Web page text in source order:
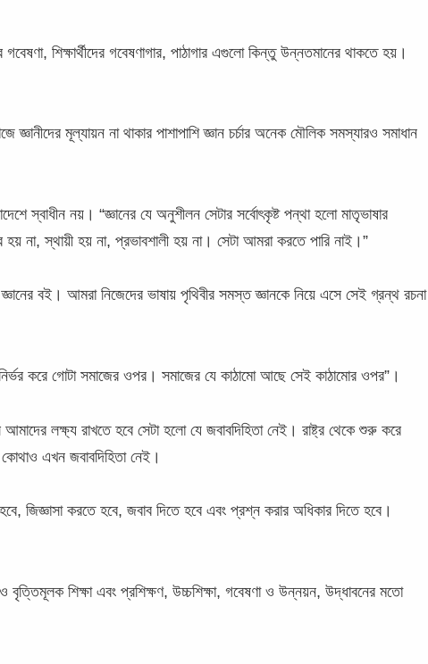
গবেষণা, শিক্ষার্থীদের গবেষণাগার, পাঠাগার এগুলো কিন্তু উন্নতমানের থাকতে হয়।
জ্ঞানীদের মূল্যায়ন না থাকার পাশাপাশি জ্ঞান চর্চার অনেক মৌলিক সমস্যারও সমাধান
স্বাধীন নয়। “জ্ঞানের যে অনুশীলন সেটার সর্বোৎকৃষ্ট পন্থা হলো মাতৃভাষার
হয় না, স্থায়ী হয় না, প্রভাবশালী হয় না। সেটা আমরা করতে পারি নাই।”
বই। আমরা নিজেদের ভাষায় পৃথিবীর সমস্ত জ্ঞানকে নিয়ে এসে সেই গ্রন্থ রচনা
করে গোটা সমাজের ওপর। সমাজের যে কাঠামো আছে সেই কাঠামোর ওপর”।
লক্ষ্য রাখতে হবে সেটা হলো যে জবাবদিহিতা নেই। রাষ্ট্র থেকে শুরু করে
এখন জবাবদিহিতা নেই।
জিজ্ঞাসা করতে হবে, জবাব দিতে হবে এবং প্রশ্ন করার অধিকার দিতে হবে।
বৃত্তিমূলক শিক্ষা এবং প্রশিক্ষণ, উচ্চশিক্ষা, গবেষণা ও উন্নয়ন, উদ্ধাবনের মতো